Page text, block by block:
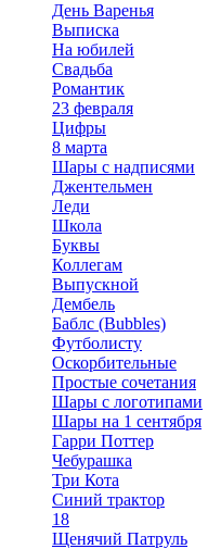
День Варенья
Выписка
На юбилей
Свадьба
Романтик
23 февраля
Цифры
8 марта
Шары с надписями
Джентельмен
Леди
Школа
Буквы
Коллегам
Выпускной
Дембель
Баблс (Bubbles)
Футболисту
Оскорбительные
Простые сочетания
Шары с логотипами
Шары на 1 сентября
Гарри Поттер
Чебурашка
Три Кота
Синий трактор
18
Щенячий Патруль